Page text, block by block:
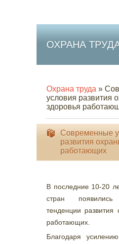
ОХРАНА
Охрана труда »
условия развития
здоровья
Современные
развития
работающих
В последние 10-20
стран появились
тенденции развития
работающих.
Благодаря